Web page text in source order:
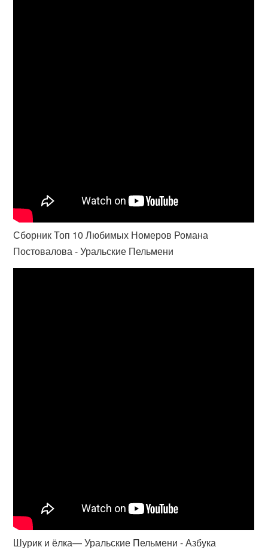
Сборник Топ 10 Любимых Номеров Романа
Постовалова - Уральские Пельмени
Шурик и ёлка— Уральские Пельмени - Азбука